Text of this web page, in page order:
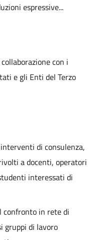
espressive...
con i
e gli Enti del Terzo
di consulenza,
a docenti, operatori
interessati di
confronto in rete di
gruppi di lavoro